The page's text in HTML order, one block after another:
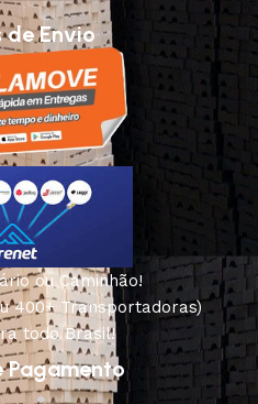
de Envio
ou Caminhão!
400+ Transportadoras)
todo Brasil!
Pagamento